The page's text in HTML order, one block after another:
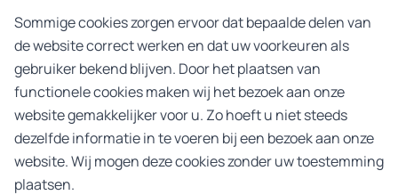
Sommige cookies zorgen ervoor dat bepaalde delen van
de website correct werken en dat uw voorkeuren als
gebruiker bekend blijven. Door het plaatsen van
functionele cookies maken wij het bezoek aan onze
website gemakkelijker voor u. Zo hoeft u niet steeds
dezelfde informatie in te voeren bij een bezoek aan onze
website. Wij mogen deze cookies zonder uw toestemming
plaatsen.